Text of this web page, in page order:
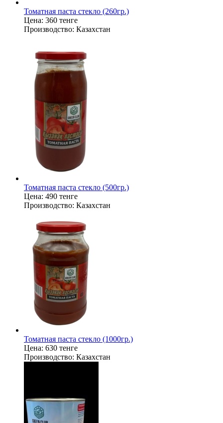
Томатная паста стекло (260гр.)
Цена: 360 тенге
Производство: Казахстан
Томатная паста стекло (500гр.)
Цена: 490 тенге
Производство: Казахстан
Томатная паста стекло (1000гр.)
Цена: 630 тенге
Производство: Казахстан